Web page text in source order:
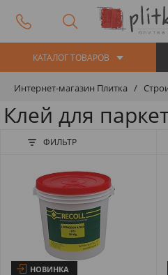
КАТАЛОГ ТОВАРОВ
Интернет-магазин Плитка
Клей для
ФИЛЬТР
НОВИНКА